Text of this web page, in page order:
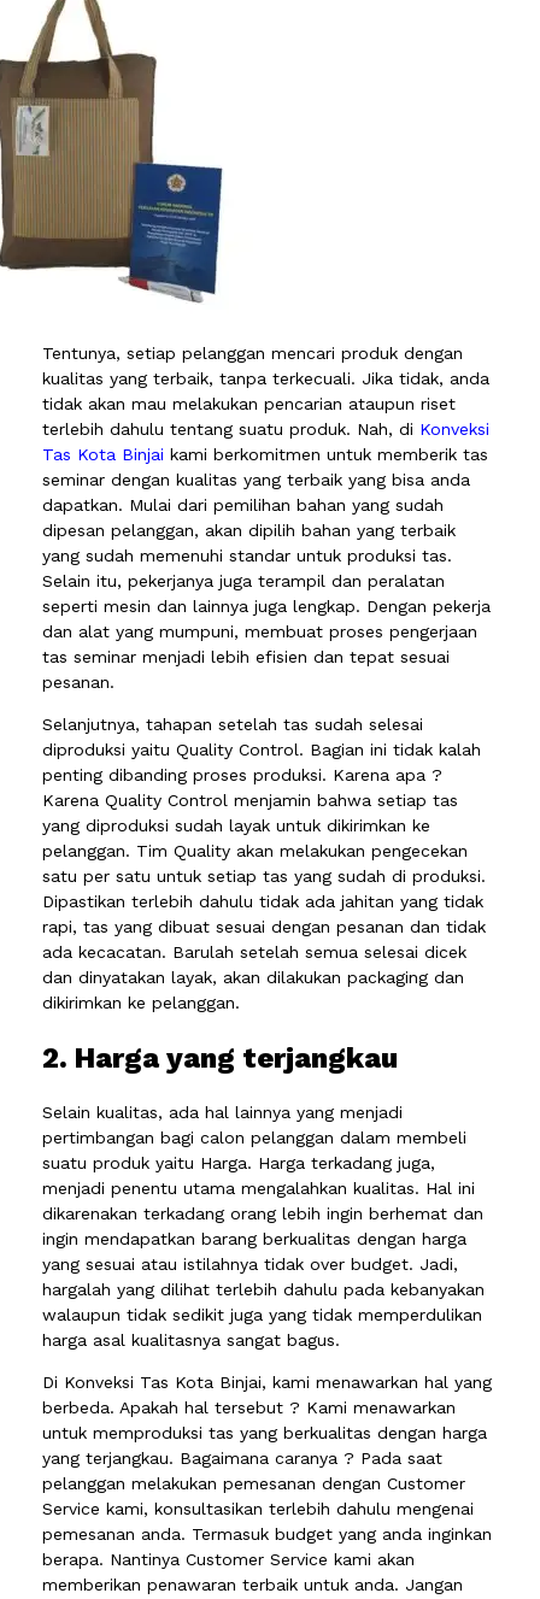
Tentunya, setiap pelanggan mencari produk dengan
kualitas yang terbaik, tanpa terkecuali. Jika tidak, anda
tidak akan mau melakukan pencarian ataupun riset
terlebih dahulu tentang suatu produk. Nah, di Konveksi
Tas Kota Binjai kami berkomitmen untuk memberik tas
seminar dengan kualitas yang terbaik yang bisa anda
dapatkan. Mulai dari pemilihan bahan yang sudah
dipesan pelanggan, akan dipilih bahan yang terbaik
yang sudah memenuhi standar untuk produksi tas.
Selain itu, pekerjanya juga terampil dan peralatan
seperti mesin dan lainnya juga lengkap. Dengan pekerja
dan alat yang mumpuni, membuat proses pengerjaan
tas seminar menjadi lebih efisien dan tepat sesuai
pesanan.
Selanjutnya, tahapan setelah tas sudah selesai
diproduksi yaitu Quality Control. Bagian ini tidak kalah
penting dibanding proses produksi. Karena apa ?
Karena Quality Control menjamin bahwa setiap tas
yang diproduksi sudah layak untuk dikirimkan ke
pelanggan. Tim Quality akan melakukan pengecekan
satu per satu untuk setiap tas yang sudah di produksi.
Dipastikan terlebih dahulu tidak ada jahitan yang tidak
rapi, tas yang dibuat sesuai dengan pesanan dan tidak
ada kecacatan. Barulah setelah semua selesai dicek
dan dinyatakan layak, akan dilakukan packaging dan
dikirimkan ke pelanggan.
2. Harga yang terjangkau
Selain kualitas, ada hal lainnya yang menjadi
pertimbangan bagi calon pelanggan dalam membeli
suatu produk yaitu Harga. Harga terkadang juga,
menjadi penentu utama mengalahkan kualitas. Hal ini
dikarenakan terkadang orang lebih ingin berhemat dan
ingin mendapatkan barang berkualitas dengan harga
yang sesuai atau istilahnya tidak over budget. Jadi,
hargalah yang dilihat terlebih dahulu pada kebanyakan
walaupun tidak sedikit juga yang tidak memperdulikan
harga asal kualitasnya sangat bagus.
Di Konveksi Tas Kota Binjai, kami menawarkan hal yang
berbeda. Apakah hal tersebut ? Kami menawarkan
untuk memproduksi tas yang berkualitas dengan harga
yang terjangkau. Bagaimana caranya ? Pada saat
pelanggan melakukan pemesanan dengan Customer
Service kami, konsultasikan terlebih dahulu mengenai
pemesanan anda. Termasuk budget yang anda inginkan
berapa. Nantinya Customer Service kami akan
memberikan penawaran terbaik untuk anda. Jangan